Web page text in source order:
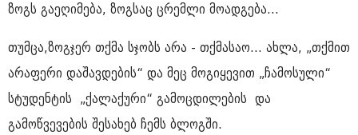
ზოგს გაეღიმება, ზოგსაც ცრემლი მოადგება...
თუმცა,ზოგჯერ თქმა სჯობს არა - თქმასაო... ახლა, „თქმით
არაფერი დაშავდების“ და მეც მოგიყევით „ჩამოსული“
სტუდენტის „ქალაქური“ გამოცდილების და
გამოწვევების შესახებ ჩემს ბლოგში.